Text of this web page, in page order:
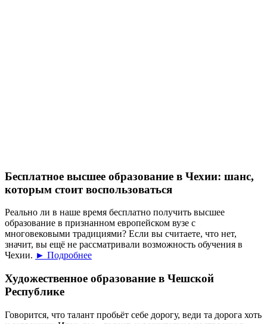
Бесплатное высшее образование в Чехии: шанс,
которым стоит воспользоваться
Реально ли в наше время бесплатно получить высшее
образование в признанном европейском вузе с
многовековыми традициями? Если вы считаете, что нет,
значит, вы ещё не рассматривали возможность обучения в
Чехии. ► Подробнее
Художественное образование в Чешской
Республике
Говорится, что талант пробьёт себе дорогу, веди та дорога хоть